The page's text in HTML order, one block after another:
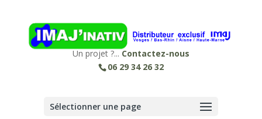
Un projet ?...Contactez-nous
06 29 34 26 32
Sélectionner une page